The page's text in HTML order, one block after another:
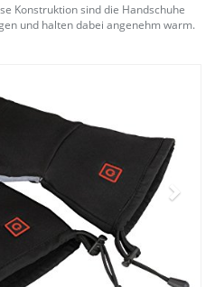
Konstruktion sind die Handschuhe
und halten dabei angenehm warm.